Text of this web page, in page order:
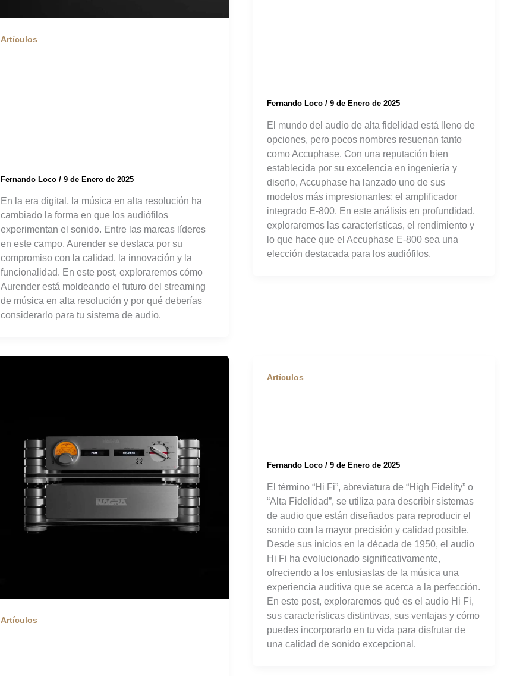
Artículos
Fernando Loco / 9 de Enero de 2025
En la era digital, la música en alta resolución ha
cambiado la forma en que los audiófilos
experimentan el sonido. Entre las marcas líderes
en este campo, Aurender se destaca por su
compromiso con la calidad, la innovación y la
funcionalidad. En este post, exploraremos cómo
Aurender está moldeando el futuro del streaming
de música en alta resolución y por qué deberías
considerarlo para tu sistema de audio.
Fernando Loco / 9 de Enero de 2025
El mundo del audio de alta fidelidad está lleno de
opciones, pero pocos nombres resuenan tanto
como Accuphase. Con una reputación bien
establecida por su excelencia en ingeniería y
diseño, Accuphase ha lanzado uno de sus
modelos más impresionantes: el amplificador
integrado E-800. En este análisis en profundidad,
exploraremos las características, el rendimiento y
lo que hace que el Accuphase E-800 sea una
elección destacada para los audiófilos.
Artículos
Artículos
Fernando Loco / 9 de Enero de 2025
El término “Hi Fi”, abreviatura de “High Fidelity” o
“Alta Fidelidad”, se utiliza para describir sistemas
de audio que están diseñados para reproducir el
sonido con la mayor precisión y calidad posible.
Desde sus inicios en la década de 1950, el audio
Hi Fi ha evolucionado significativamente,
ofreciendo a los entusiastas de la música una
experiencia auditiva que se acerca a la perfección.
En este post, exploraremos qué es el audio Hi Fi,
sus características distintivas, sus ventajas y cómo
puedes incorporarlo en tu vida para disfrutar de
una calidad de sonido excepcional.